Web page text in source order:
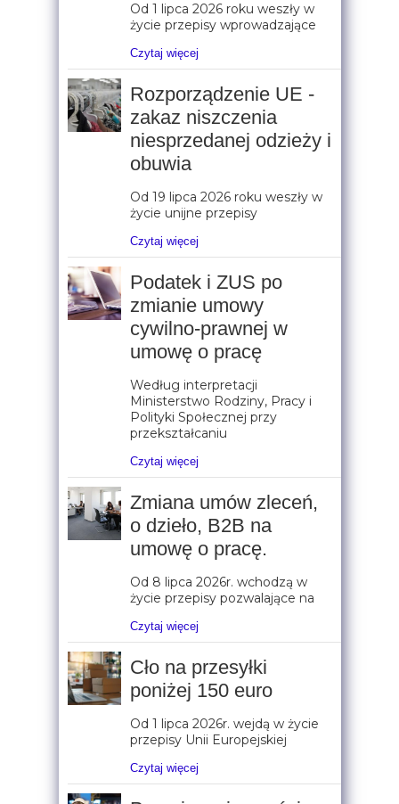
Od 1 lipca 2026 roku weszły w
życie przepisy wprowadzające
Czytaj więcej
Rozporządzenie UE -
zakaz niszczenia
niesprzedanej odzieży i
obuwia
Od 19 lipca 2026 roku weszły w
życie unijne przepisy
Czytaj więcej
Podatek i ZUS po
zmianie umowy
cywilno-prawnej w
umowę o pracę
Według interpretacji
Ministerstwo Rodziny, Pracy i
Polityki Społecznej przy
przekształcaniu
Czytaj więcej
Zmiana umów zleceń,
o dzieło, B2B na
umowę o pracę.
Od 8 lipca 2026r. wchodzą w
życie przepisy pozwalające na
Czytaj więcej
Cło na przesyłki
poniżej 150 euro
Od 1 lipca 2026r. wejdą w życie
przepisy Unii Europejskiej
Czytaj więcej